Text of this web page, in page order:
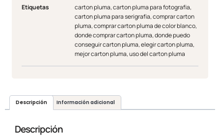
Etiquetas
carton pluma,carton pluma para fotografia,
carton pluma para serigrafia,comprar carton
pluma,comprar carton pluma de color blanco,
donde comprar carton pluma,donde puedo
conseguir carton pluma,elegir carton pluma,
mejor carton pluma,uso del carton pluma
Descripción Información adicional
Descripción